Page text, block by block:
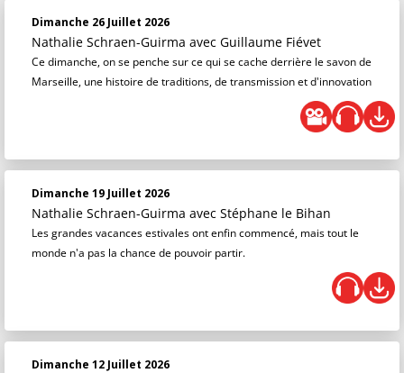
Dimanche 26 Juillet 2026
Nathalie Schraen-Guirma avec Guillaume Fiévet
Ce dimanche, on se penche sur ce qui se cache derrière le savon de
Marseille, une histoire de traditions, de transmission et d'innovation
Dimanche 19 Juillet 2026
Nathalie Schraen-Guirma avec Stéphane le Bihan
Les grandes vacances estivales ont enfin commencé, mais tout le
monde n'a pas la chance de pouvoir partir.
Dimanche 12 Juillet 2026